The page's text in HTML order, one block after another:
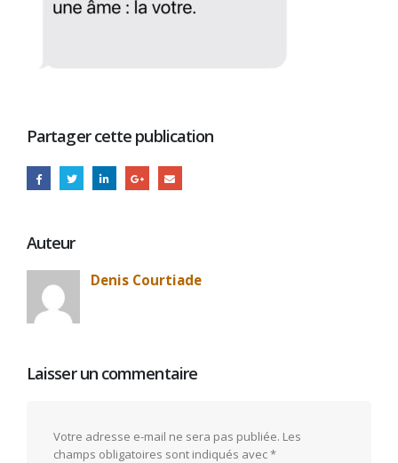
Partager cette publication
Auteur
Denis Courtiade
Laisser un commentaire
Votre adresse e-mail ne sera pas publiée. Les
champs obligatoires sont indiqués avec*